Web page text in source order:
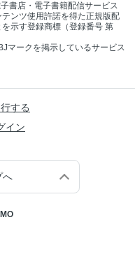
書店・電子書籍配信サービス
ンツ使用許諾を得た正規版配
示す登録商標（登録番号 第
マークを掲示しているサービス
する
イン
へ